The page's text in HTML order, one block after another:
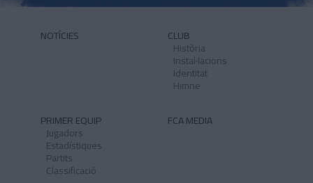
NOTÍCIES CLUB
Història
Instal·lacions
Identitat
Himne
PRIMER EQUIP
Jugadors
Estadístiques
Partits
Classificació
FCA MEDIA